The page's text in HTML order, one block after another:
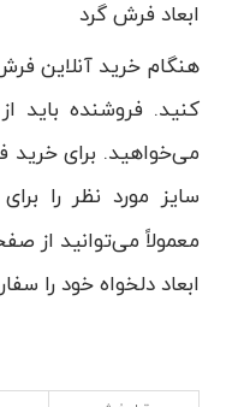
ابعاد فرش گرد
هنگام خرید آنلاین
کنید. فروشنده باید
می‌خواهید. برای خرید
سایز مورد نظر را
معمولاً می‌توانید از
ابعاد دلخواه خود را